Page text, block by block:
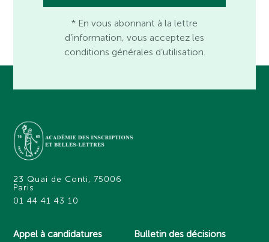
* En vous abonnant à la lettre
d’information, vous acceptez les
conditions générales d’utilisation.
23 Quai de Conti, 75006
Paris
01 44 41 43 10
Appel à candidatures Bulletin des décisions